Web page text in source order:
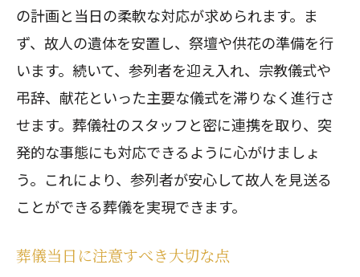
の計画と当日の柔軟な対応が求められます。ま
ず、故人の遺体を安置し、祭壇や供花の準備を行
います。続いて、参列者を迎え入れ、宗教儀式や
弔辞、献花といった主要な儀式を滞りなく進行さ
せます。葬儀社のスタッフと密に連携を取り、突
発的な事態にも対応できるように心がけましょ
う。これにより、参列者が安心して故人を見送る
ことができる葬儀を実現できます。
葬儀当日に注意すべき大切な点